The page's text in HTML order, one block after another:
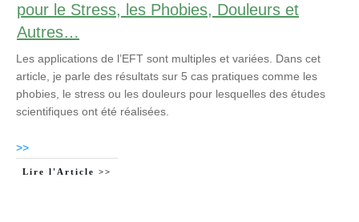
pour le Stress, les Phobies, Douleurs et
Autres…
Les applications de l’EFT sont multiples et variées. Dans cet
article, je parle des résultats sur 5 cas pratiques comme les
phobies, le stress ou les douleurs pour lesquelles des études
scientifiques ont été réalisées.
>>
Lire l'Article >>